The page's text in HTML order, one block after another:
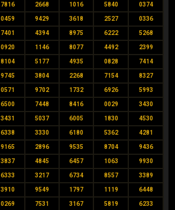
7816 2668 1016 5840 0374
0459 9429 3618 2527 0336
7401 4394 8975 6222 5268
0920 1146 8077 4492 2399
8104 5177 4935 0828 7414
9745 3804 2268 7154 8327
0571 9702 1732 6926 5993
6500 7448 8416 0029 3430
3431 5037 6005 1830 4530
6338 3330 6180 5362 4281
9165 2896 9535 8704 9436
3837 4845 6457 1063 9930
6333 3217 6734 8557 3389
3910 9549 1797 1119 6448
0269 7531 3167 5819 6233